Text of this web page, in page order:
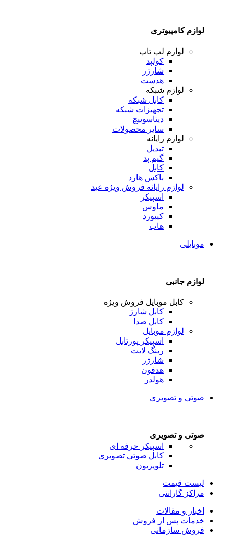
لوازم کامپیوتری
لوازم لپ تاپ
کولپد
شارژر
هدست
لوازم شبکه
کابل شبکه
تجهیزات شبکه
دیتاسوییچ
سایر محصولات
لوازم رایانه
تبدیل
گیم پد
کابل
باکس هارد
لوازم رایانه فروش ویژه عید
اسپیکر
ماوس
کیبورد
هاب
موبایلی
لوازم جانبی
کابل موبایل فروش ویژه
کابل شارژ
کابل صدا
لوازم موبایل
اسپیکر پورتابل
رینگ لایت
شارژر
هدفون
هولدر
صوتی و تصویری
صوتی و تصویری
اسپیکر حرفه ای
کابل صوتی تصویری
تلویزیون
لیست قیمت
مراکز گارانتی
اخبار و مقالات
خدمات پس از فروش
فروش سازمانی